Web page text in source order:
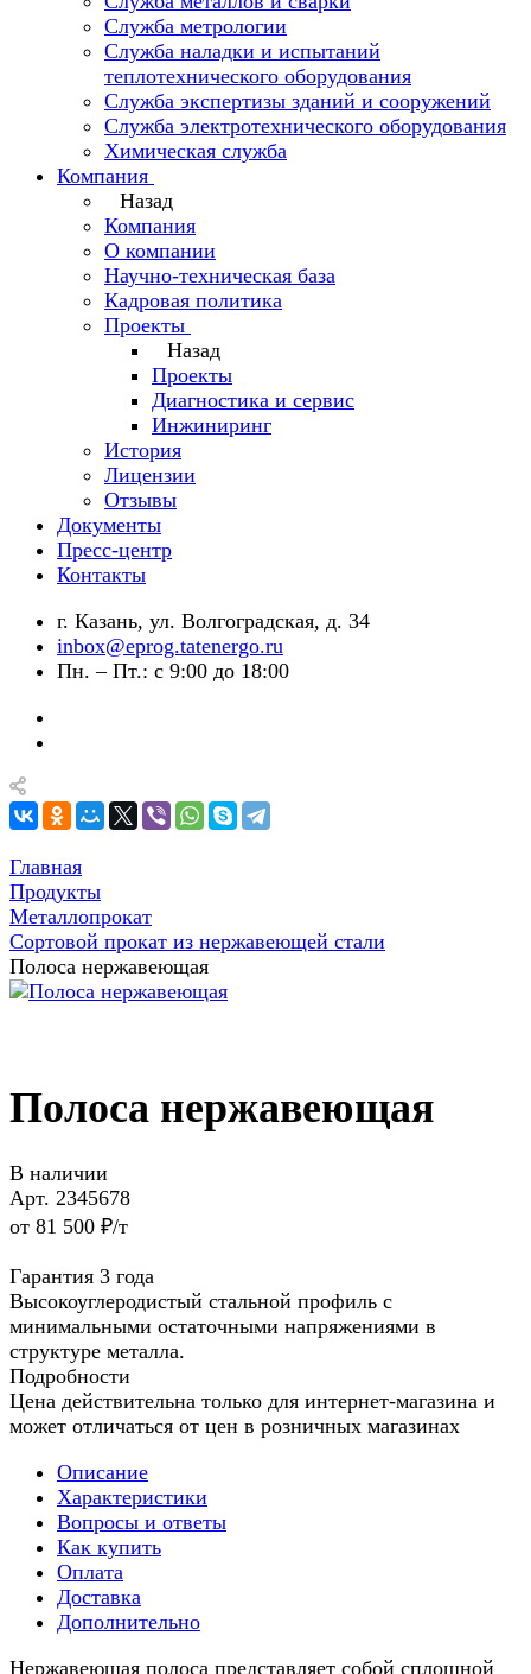
Служба метрологии
Служба наладки и испытаний
теплотехнического оборудования
Служба экспертизы зданий и сооружений
Служба электротехнического оборудования
Химическая служба
Компания
Назад
Компания
О компании
Научно-техническая база
Кадровая политика
Проекты
Назад
Проекты
Диагностика и сервис
Инжиниринг
История
Лицензии
Отзывы
Документы
Пресс-центр
Контакты
г. Казань, ул. Волгоградская, д. 34
inbox@eprog.tatenergo.ru
Пн. – Пт.: с 9:00 до 18:00
Главная
Продукты
Металлопрокат
Сортовой прокат из нержавеющей стали
Полоса нержавеющая
Полоса нержавеющая
В наличии
Арт. 2345678
от 81 500 ₽/т
Гарантия 3 года
Высокоуглеродистый стальной профиль с
минимальными остаточными напряжениями в
структуре металла.
Подробности
Цена действительна только для интернет-магазина и
может отличаться от цен в розничных магазинах
Описание
Характеристики
Вопросы и ответы
Как купить
Оплата
Доставка
Дополнительно
Нержавеющая полоса представляет собой сплошной